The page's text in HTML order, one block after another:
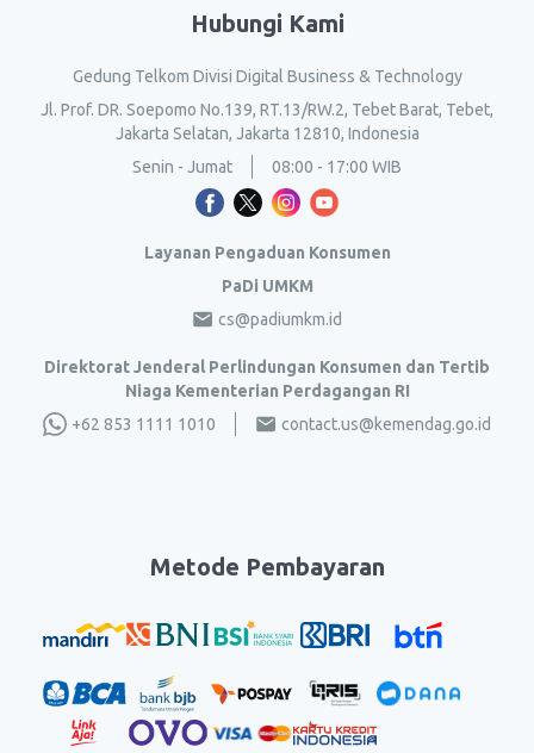
Hubungi Kami
Gedung Telkom Divisi Digital Business & Technology
Jl. Prof. DR. Soepomo No.139, RT.13/RW.2, Tebet Barat, Tebet,
Jakarta Selatan, Jakarta 12810, Indonesia
Senin - Jumat
08:00 - 17:00 WIB
Layanan Pengaduan Konsumen
PaDi UMKM
cs@padiumkm.id
Direktorat Jenderal Perlindungan Konsumen dan Tertib
Niaga Kementerian Perdagangan RI
+62 853 1111 1010
contact.us@kemendag.go.id
Metode Pembayaran